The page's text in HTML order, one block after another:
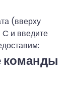
(вверху
и введите
команды